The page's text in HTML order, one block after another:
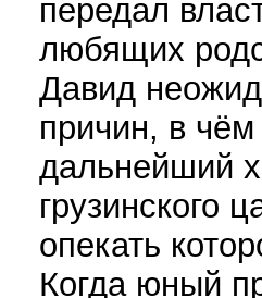
передал
любящих
Давид
причин, в
дальнейший
грузинского
опекать
Когда юный